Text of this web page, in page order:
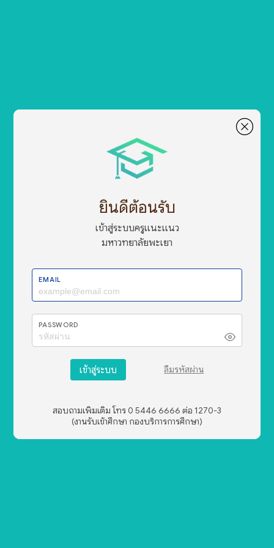
ยินดีต้อนรับ
เข้าสู่ระบบครูแนะแนว
มหาวิทยาลัยพะเยา
EMAIL
PASSWORD
เข้าสู่ระบบ ลืมรหัสผ่าน
สอบถามเพิ่มเติม โทร 0 5446 6666 ต่อ 1270-3
(งานรับเข้าศึกษา กองบริการการศึกษา)